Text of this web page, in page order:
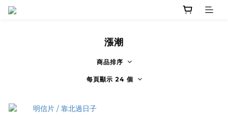
漲潮
商品排序
每頁顯示 24 個